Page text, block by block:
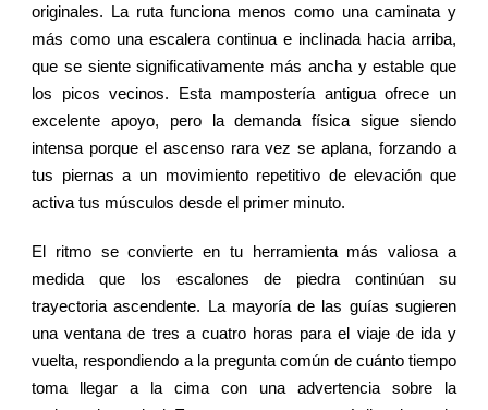
originales. La ruta funciona menos como una caminata y
más como una escalera continua e inclinada hacia arriba,
que se siente significativamente más ancha y estable que
los picos vecinos. Esta mampostería antigua ofrece un
excelente apoyo, pero la demanda física sigue siendo
intensa porque el ascenso rara vez se aplana, forzando a
tus piernas a un movimiento repetitivo de elevación que
activa tus músculos desde el primer minuto.
El ritmo se convierte en tu herramienta más valiosa a
medida que los escalones de piedra continúan su
trayectoria ascendente. La mayoría de las guías sugieren
una ventana de tres a cuatro horas para el viaje de ida y
vuelta, respondiendo a la pregunta común de cuánto tiempo
toma llegar a la cima con una advertencia sobre la